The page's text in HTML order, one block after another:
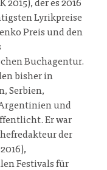
2015), der es 2016
Lyrikpreise
Preis und den
Buchagentur.
bisher in
Serbien,
und
Er war
der
Festivals für